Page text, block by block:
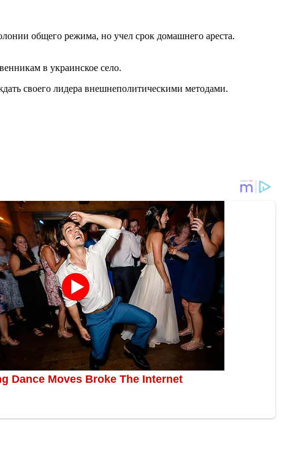
общего режима, но учел срок домашнего ареста.
в украинское село.
своего лидера внешнеполитическими методами.